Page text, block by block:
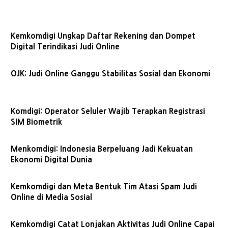
Kemkomdigi Ungkap Daftar Rekening dan Dompet
Digital Terindikasi Judi Online
OJK: Judi Online Ganggu Stabilitas Sosial dan Ekonomi
Komdigi: Operator Seluler Wajib Terapkan Registrasi
SIM Biometrik
Menkomdigi: Indonesia Berpeluang Jadi Kekuatan
Ekonomi Digital Dunia
Kemkomdigi dan Meta Bentuk Tim Atasi Spam Judi
Online di Media Sosial
Kemkomdigi Catat Lonjakan Aktivitas Judi Online Capai